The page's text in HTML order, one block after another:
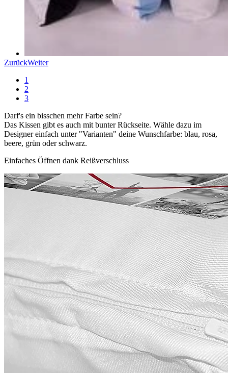
ZurückWeiter
1
2
3
Darf's ein bisschen mehr Farbe sein?
Das Kissen gibt es auch mit bunter Rückseite. Wähle dazu im
Designer einfach unter "Varianten" deine Wunschfarbe: blau, rosa,
beere, grün oder schwarz.
Einfaches Öffnen dank Reißverschluss